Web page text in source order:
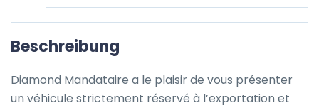
Beschreibung
Diamond Mandataire a le plaisir de vous présenter
un véhicule strictement réservé à l’exportation et